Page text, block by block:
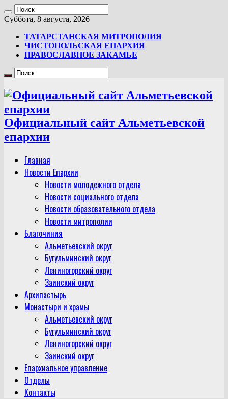
Суббота, 8 августа, 2026
ТАТАРСТАНСКАЯ МИТРОПОЛИЯ
ЧИСТОПОЛЬСКАЯ ЕПАРХИЯ
ПРАВОСЛАВНОЕ ЗАКАМЬЕ
Официальный сайт Альметьевской
епархии
Главная
Новости Епархии
Новости молодежного отдела
Новости социального отдела
Новости образовательного отдела
Новости митрополии
Благочиния
Альметьевский округ
Бугульминский округ
Лениногорский округ
Заинский округ
Архипастырь
Монастыри и храмы
Альметьевский округ
Бугульминский округ
Лениногорский округ
Заинский округ
Епархиальное управление
Отделы
Контакты